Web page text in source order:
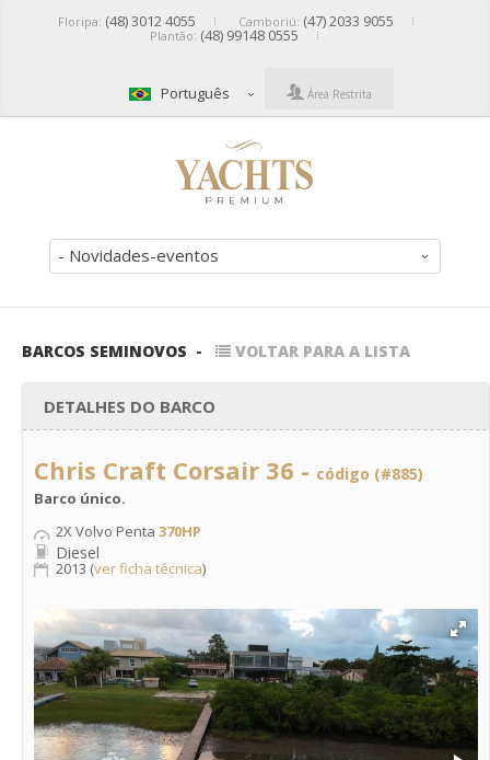
Floripa: (48) 3012 4055 Camboriú: (47) 2033 9055
Plantão: (48) 99148 0555
Português Área Restrita
- Novidades-eventos
BARCOS SEMINOVOS - VOLTAR PARA A LISTA
DETALHES DO BARCO
Chris Craft Corsair 36 - código (#885)
Barco único.
2X Volvo Penta 370HP
Diesel
2013 (ver ficha técnica)